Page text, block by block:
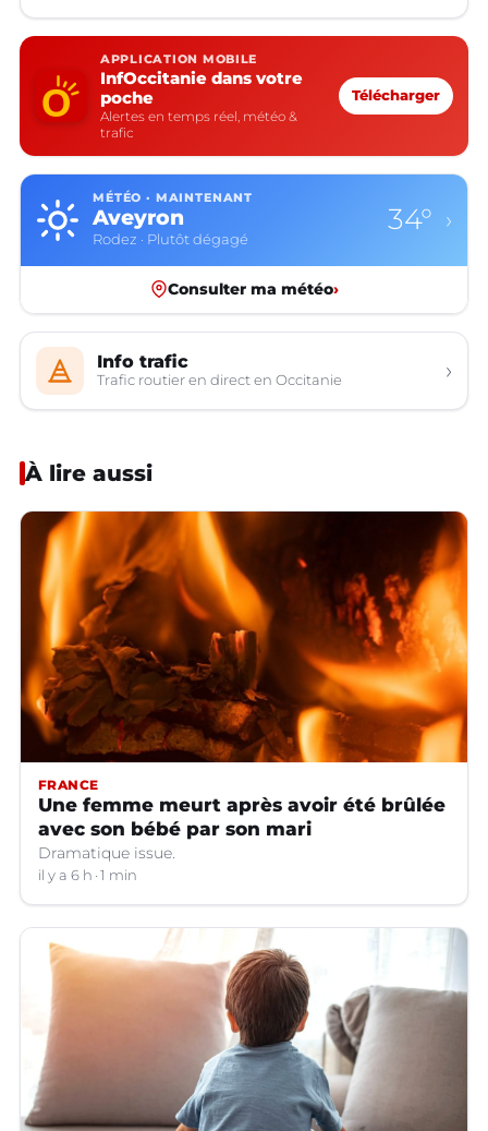
APPLICATION MOBILE
InfOccitanie dans votre
poche
Alertes en temps réel, météo &
trafic
Télécharger
MÉTÉO · MAINTENANT
Aveyron
Rodez · Plutôt dégagé
34° ›
Consulter ma météo›
Info trafic
Trafic routier en direct en Occitanie ›
À lire aussi
FRANCE
Une femme meurt après avoir été brûlée
avec son bébé par son mari
Dramatique issue.
il y a 6 h 1 min